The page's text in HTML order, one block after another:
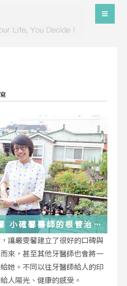
小確馨醫師的根管治療
讓嚴雯馨建立了很好的口碑與
來，甚至其他牙醫師也會將一
她。不同以往牙醫師給人的印
人陽光、健康的感受。